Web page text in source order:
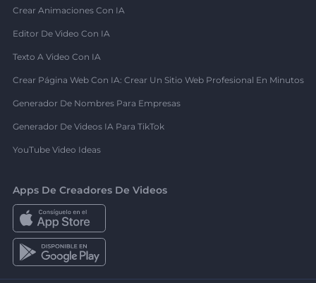
Crear Animaciones Con IA
Editor De Video Con IA
Texto A Video Con IA
Crear Página Web Con IA: Crear Un Sitio Web Profesional En Minutos
Generador De Nombres Para Empresas
Generador De Videos IA Para TikTok
YouTube Video Ideas
Apps De Creadores De Videos